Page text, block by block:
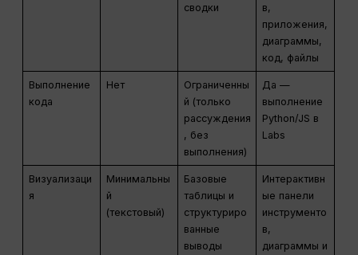
сводки
в,
приложения,
диаграммы,
код, файлы
Выполнение
кода
Нет
Ограниченны
й (только
рассуждения
, без
выполнения)
Да —
выполнение
Python/JS в
Labs
Визуализаци
я
Минимальны
й
(текстовый)
Базовые
таблицы и
структуриро
ванные
выводы
Интерактивн
ые панели
инструменто
в,
диаграммы и